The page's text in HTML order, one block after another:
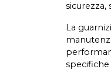
sicurezza,
La